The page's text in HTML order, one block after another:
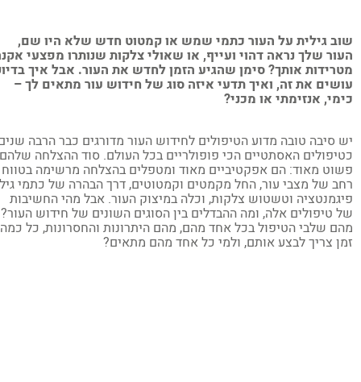
גילית על העור כתמי שמש או קמטוט חדש שלא היו שם,
שלך נראה דהוי ועייף, או שאולי צלקות שנותרו מפצעי אקנה
אותך? סימן שהגיע הזמן לחדש את העור. אבל איך בדיוק
את זה, ואיך תדעי איזה סוג של חידוש עור מתאים לך –
אנזימתי או מכני?
סיבה טובה מדוע הטיפולים לחידוש העור מדורגים כבר הרבה שנים
האסתטיים הכי פופולריים בכל העולם. סוד ההצלחה שלהם
מאוד: הם אפקטיביים מאוד ומטפלים בהצלחה מרשימה בטווח
של מצבי עור, החל מקמטים וקמטוטים, דרך הבהרה של כתמי גיל
וטשטוש צלקות, וכלה במיצוק העור. אבל מהי החשיבות
טיפולים אלה, ומה ההבדלים בין הסוגים השונים של חידוש העור?
שלבי הטיפול בכל אחד מהם, מהם היתרונות והחסרונות, כל כמה
צריך לבצע אותם, ולמי כל אחד מהם מתאים?